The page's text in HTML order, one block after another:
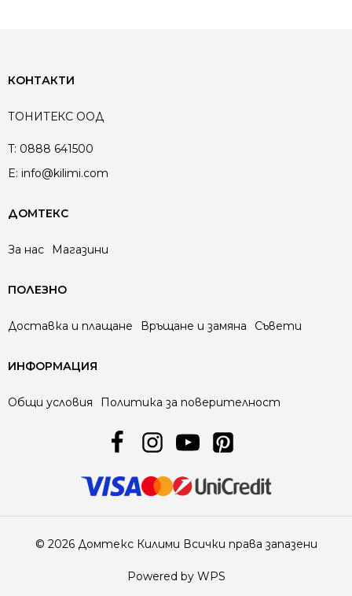
КОНТАКТИ
ТОНИТЕКС ООД
T: 0888 641500
E: info@kilimi.com
ДОМТЕКС
За нас Магазини
ПОЛЕЗНО
Доставка и плащане Връщане и замяна Съвети
ИНФОРМАЦИЯ
Общи условия Политика за поверителност
© 2026 Домтекс Килими Всички права запазени
Powered by WPS